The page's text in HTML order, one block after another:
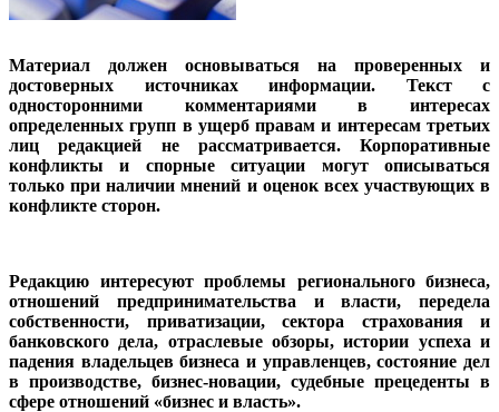
Материал должен основываться на проверенных и
достоверных источниках информации. Текст с
односторонними комментариями в интересах
определенных групп в ущерб правам и интересам третьих
лиц редакцией не рассматривается. Корпоративные
конфликты и спорные ситуации могут описываться
только при наличии мнений и оценок всех участвующих в
конфликте сторон.
Редакцию интересуют проблемы регионального бизнеса,
отношений предпринимательства и власти, передела
собственности, приватизации, сектора страхования и
банковского дела, отраслевые обзоры, истории успеха и
падения владельцев бизнеса и управленцев, состояние дел
в производстве, бизнес-новации, судебные прецеденты в
сфере отношений «бизнес и власть».